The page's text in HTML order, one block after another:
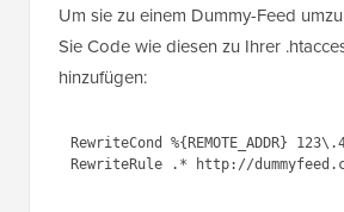
Um sie zu einem Dummy-Feed
Sie Code wie diesen zu Ihrer
hinzufügen:
RewriteCond %{REMOTE_ADDR}